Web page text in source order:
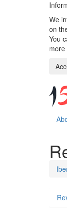
We
on
You